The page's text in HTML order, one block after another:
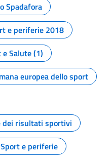
Spadafora
e periferie 2018
e Salute (1)
europea dello sport
dei risultati sportivi
Sport e periferie